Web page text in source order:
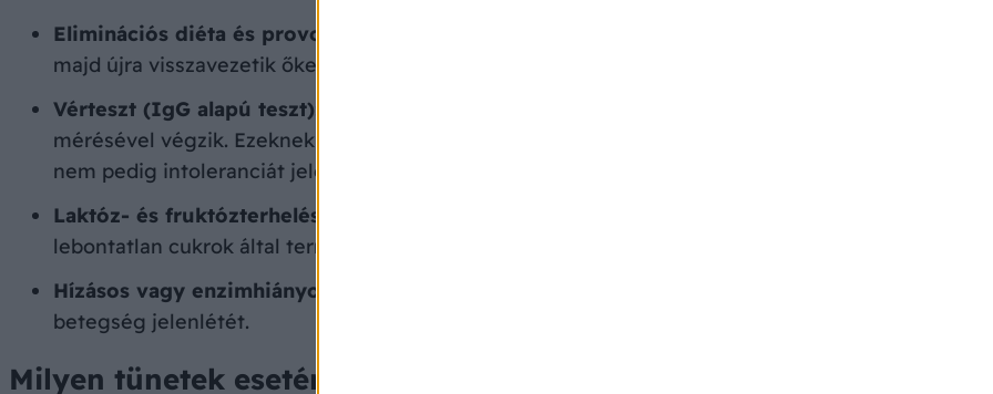
Eliminációs diéta és provokációs teszt
: a legmegbízhatóbb módszer, amely során az
majd újra visszavezetik őket, figyelve a tüneteket.
Vérteszt (IgG alapú teszt) : egyes laborok kínálnak olyan vizsgálatokat, amelyek az
mérésével végzik. Ezeknek a teszteknek a tudományos megalapozottsága vitatott, mivel az
nem pedig intoleranciát jelezhet.
Laktóz- és fruktózterheléses teszt
: a laktóz- és fruktózintolerancia diagnózisához
lebontatlan cukrok által termelt hidrogén mennyiségét méri a kilélegzett levegőben.
Hízásos vagy enzimhiányos tesztek
(gluténérzékenység) esetében például
betegség jelenlétét.
Milyen tünetek esetén érdemes elvégeztetni az ételintolerancia